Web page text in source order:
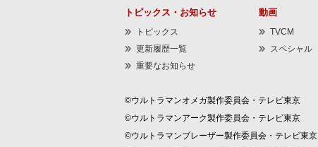
トピックス・お知らせ
トピックス
更新履歴一覧
重要なお知らせ
動画
TVCM
スペシャル
©ウルトラマンオメガ製作委員会・テレビ東京
©ウルトラマンアーク製作委員会・テレビ東京
©ウルトラマンブレーザー製作委員会・テレビ東京